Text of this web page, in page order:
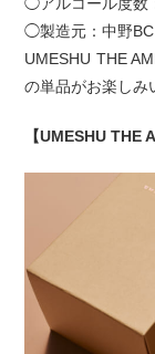
◯製造元：中野BC
UMESHU THE
の単品がお楽しみ
【UMESHU